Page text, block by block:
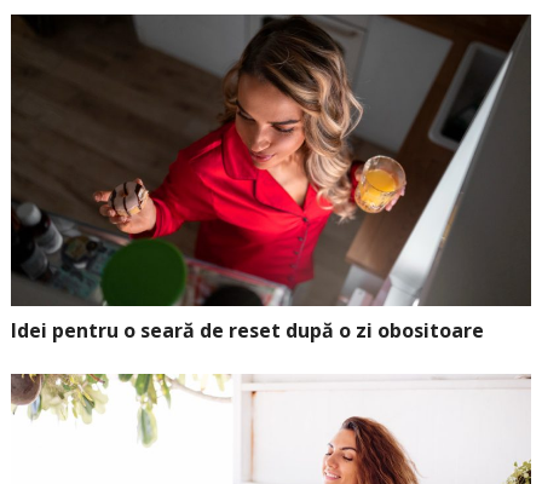
Idei pentru o seară de reset după o zi obositoare